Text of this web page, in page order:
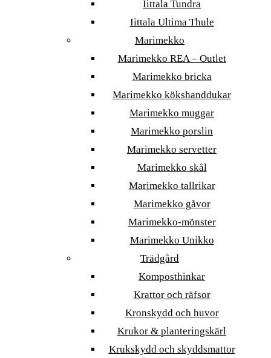
Iittala Tundra
Iittala Ultima Thule
Marimekko
Marimekko REA – Outlet
Marimekko bricka
Marimekko kökshanddukar
Marimekko muggar
Marimekko porslin
Marimekko servetter
Marimekko skål
Marimekko tallrikar
Marimekko gåvor
Marimekko-mönster
Marimekko Unikko
Trädgård
Komposthinkar
Krattor och räfsor
Kronskydd och huvor
Krukor & planteringskärl
Krukskydd och skyddsmattor